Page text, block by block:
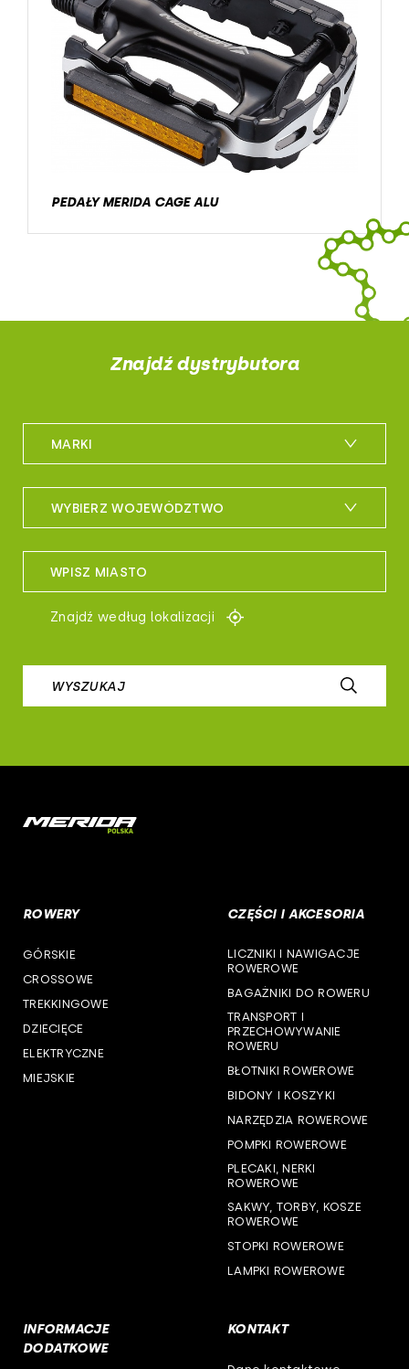
PEDAŁY MERIDA CAGE ALU
Znajdź dystrybutora
MARKI
m_bike
maxxis
sportful
controltech
airborne
cst
WYBIERZ WOJEWÓDZTWO
woj. dolnośląskie
woj. kujawsko-pomorskie
woj. opolskie
woj. podlaskie
woj. pomorskie
woj. śląskie
woj. warmińsko-mazurskie
WPISZ MIASTO
Znajdź według lokalizacji
WYSZUKAJ
ROWERY
GÓRSKIE
CROSSOWE
TREKKINGOWE
DZIECIĘCE
ELEKTRYCZNE
MIEJSKIE
CZĘŚCI I AKCESORIA
LICZNIKI I NAWIGACJE
ROWEROWE
BAGAŻNIKI DO ROWERU
TRANSPORT I
PRZECHOWYWANIE
ROWERU
BŁOTNIKI ROWEROWE
BIDONY I KOSZYKI
NARZĘDZIA ROWEROWE
POMPKI ROWEROWE
PLECAKI, NERKI
ROWEROWE
SAKWY, TORBY, KOSZE
ROWEROWE
STOPKI ROWEROWE
LAMPKI ROWEROWE
INFORMACJE
DODATKOWE
KONTAKT